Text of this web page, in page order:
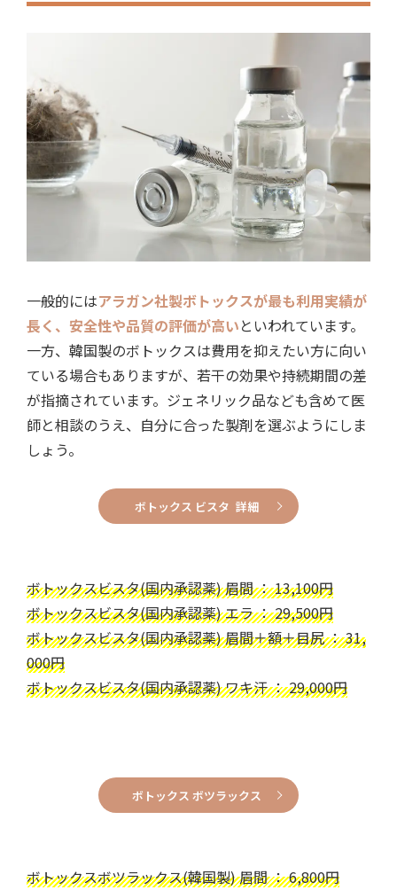
一般的にはアラガン社製ボトックスが最も利用実績が
長く、安全性や品質の評価が高いといわれています。
一方、韓国製のボトックスは費用を抑えたい方に向い
ている場合もありますが、若干の効果や持続期間の差
が指摘されています。ジェネリック品なども含めて医
師と相談のうえ、自分に合った製剤を選ぶようにしま
しょう。
ボトックス ビスタ 詳細
ボトックスビスタ(国内承認薬) 眉間 ： 13,100円
ボトックスビスタ(国内承認薬) エラ ： 29,500円
ボトックスビスタ(国内承認薬) 眉間＋額＋目尻 ： 31,
000円
ボトックスビスタ(国内承認薬) ワキ汗 ： 29,000円
ボトックス ボツラックス
ボトックスボツラックス(韓国製) 眉間 ： 6,800円